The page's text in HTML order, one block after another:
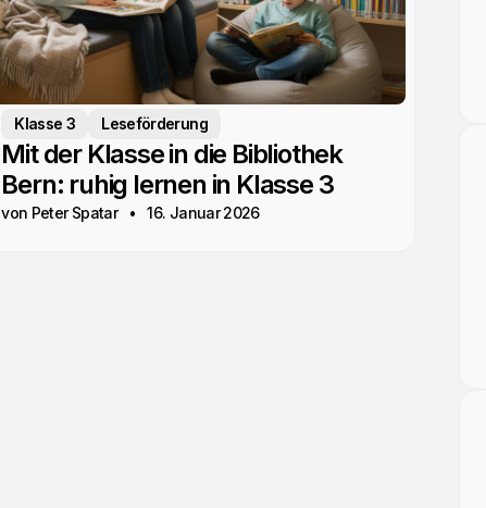
Klasse 3 Leseförderung
Mit der Klasse in die Bibliothek
Bern: ruhig lernen in Klasse 3
von Peter Spatar 16. Januar 2026